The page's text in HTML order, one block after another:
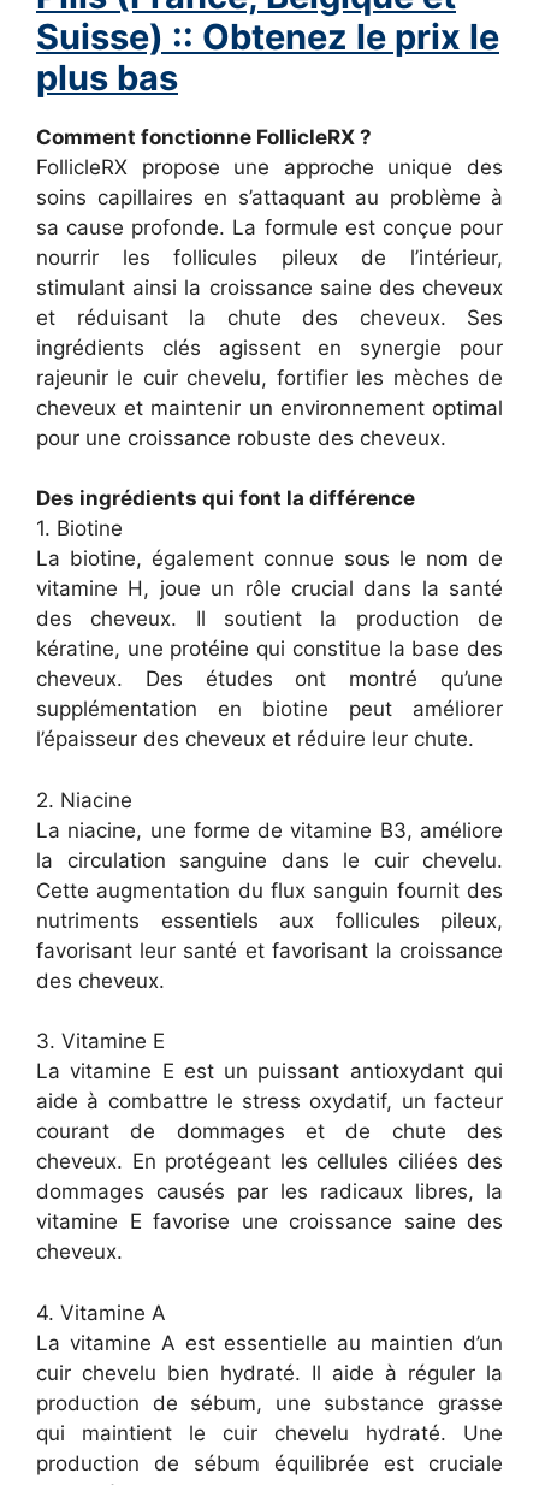
Suisse) :: Obtenez le prix le
plus bas
Comment fonctionne FollicleRX ?
FollicleRX propose une approche unique des
soins capillaires en s’attaquant au problème à
sa cause profonde. La formule est conçue pour
nourrir les follicules pileux de l’intérieur,
stimulant ainsi la croissance saine des cheveux
et réduisant la chute des cheveux. Ses
ingrédients clés agissent en synergie pour
rajeunir le cuir chevelu, fortifier les mèches de
cheveux et maintenir un environnement optimal
pour une croissance robuste des cheveux.
Des ingrédients qui font la différence
1. Biotine
La biotine, également connue sous le nom de
vitamine H, joue un rôle crucial dans la santé
des cheveux. Il soutient la production de
kératine, une protéine qui constitue la base des
cheveux. Des études ont montré qu’une
supplémentation en biotine peut améliorer
l’épaisseur des cheveux et réduire leur chute.
2. Niacine
La niacine, une forme de vitamine B3, améliore
la circulation sanguine dans le cuir chevelu.
Cette augmentation du flux sanguin fournit des
nutriments essentiels aux follicules pileux,
favorisant leur santé et favorisant la croissance
des cheveux.
3. Vitamine E
La vitamine E est un puissant antioxydant qui
aide à combattre le stress oxydatif, un facteur
courant de dommages et de chute des
cheveux. En protégeant les cellules ciliées des
dommages causés par les radicaux libres, la
vitamine E favorise une croissance saine des
cheveux.
4. Vitamine A
La vitamine A est essentielle au maintien d’un
cuir chevelu bien hydraté. Il aide à réguler la
production de sébum, une substance grasse
qui maintient le cuir chevelu hydraté. Une
production de sébum équilibrée est cruciale